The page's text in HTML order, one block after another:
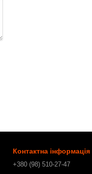
Контактна інформація
+380 (98) 510-27-47